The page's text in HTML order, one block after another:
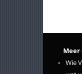
Meer
Wie